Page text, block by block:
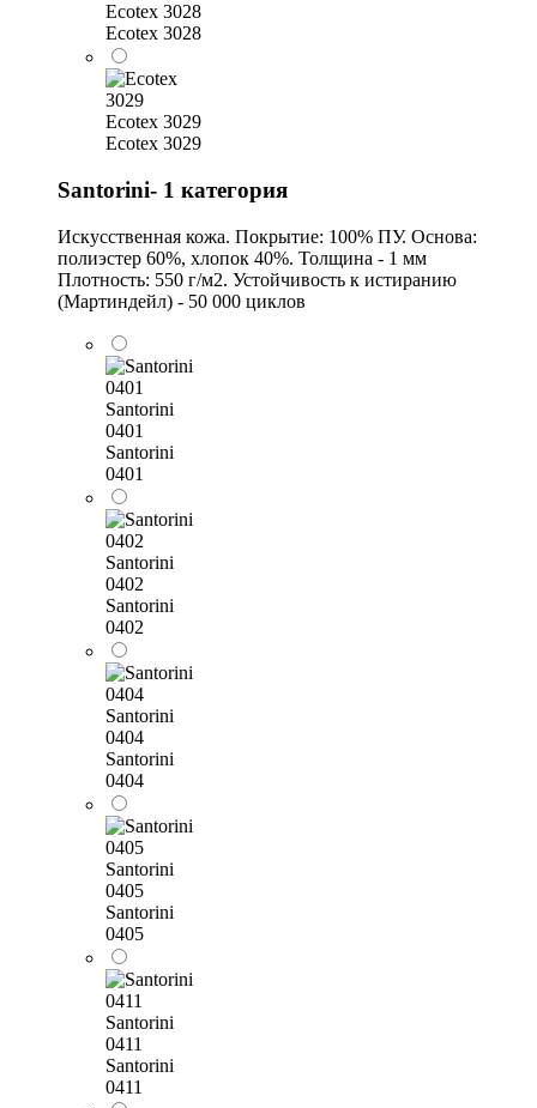
Ecotex 3028
Ecotex 3028
Ecotex 3029
Ecotex 3029
Santorini- 1 категория
Искусственная кожа. Покрытие: 100% ПУ. Основа:
полиэстер 60%, хлопок 40%. Толщина - 1 мм
Плотность: 550 г/м2. Устойчивость к истиранию
(Мартиндейл) - 50 000 циклов
Santorini
0401
Santorini
0401
Santorini
0402
Santorini
0402
Santorini
0404
Santorini
0404
Santorini
0405
Santorini
0405
Santorini
0411
Santorini
0411